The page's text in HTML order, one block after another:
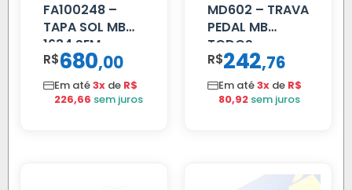
FA100248 –
TAPA SOL MB
1634 SEM
SUPORTE FIBRA
R$680,00
Em até3x de R$
226,66 sem juros
MD602 – TRAVA
PEDAL MB
TODOS
R$242,76
Em até3x de R$
80,92 sem juros